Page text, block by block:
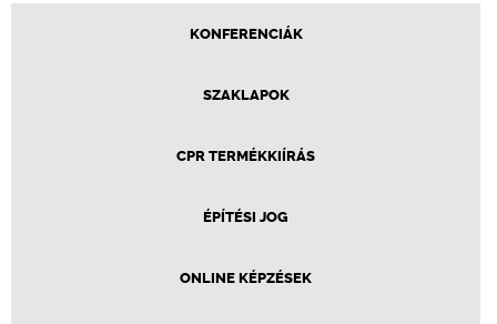
KONFERENCIÁK
SZAKLAPOK
CPR TERMÉKKIÍRÁS
ÉPÍTÉSI JOG
ONLINE KÉPZÉSEK